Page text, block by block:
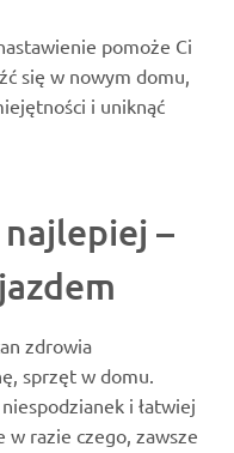
pomoże Ci
się w nowym domu,
i uniknąć
–
zdrowia
sprzęt w domu.
i łatwiej
w razie czego, zawsze